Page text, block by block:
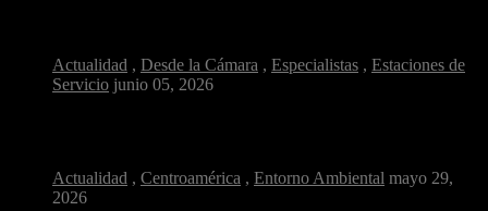
Actualidad , Desde la Cámara , Especialistas , Estaciones de
Servicio junio 05, 2026
Actualidad , Centroamérica , Entorno Ambiental mayo 29,
2026